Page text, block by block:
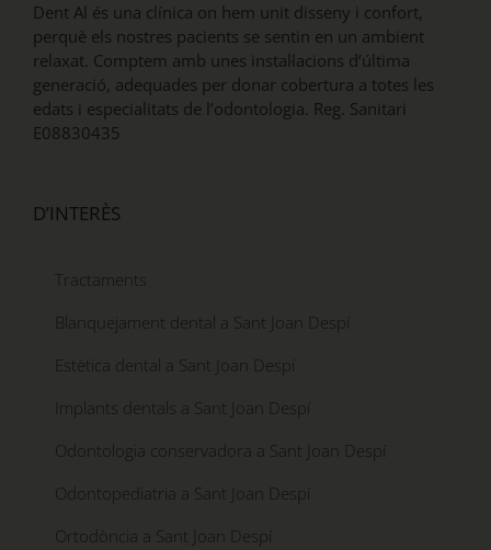
Dent Al és una clínica on hem unit disseny i confort,
perquè els nostres pacients se sentin en un ambient
relaxat. Comptem amb unes instal·lacions d’última
generació, adequades per donar cobertura a totes les
edats i especialitats de l’odontologia. Reg. Sanitari
E08830435
D’INTERÈS
Tractaments
Blanquejament dental a Sant Joan Despí
Estètica dental a Sant Joan Despí
Implants dentals a Sant Joan Despí
Odontologia conservadora a Sant Joan Despí
Odontopediatria a Sant Joan Despí
Ortodòncia a Sant Joan Despí